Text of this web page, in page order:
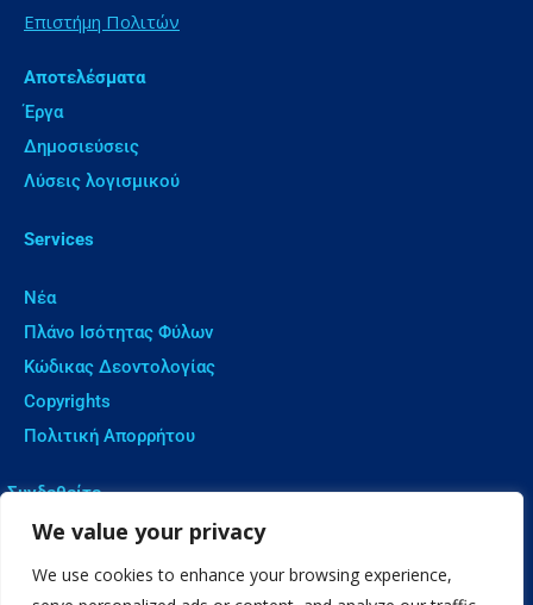
We value your privacy
We use cookies to enhance your browsing experience,
Επιστήμη Πολιτών
Αποτελέσματα
Έργα
Δημοσιεύσεις
Λύσεις λογισμικού
Services
Νέα
Πλάνο Ισότητας Φύλων
Κώδικας Δεοντολογίας
Copyrights
Πολιτική Απορρήτου
Συνδεθείτε